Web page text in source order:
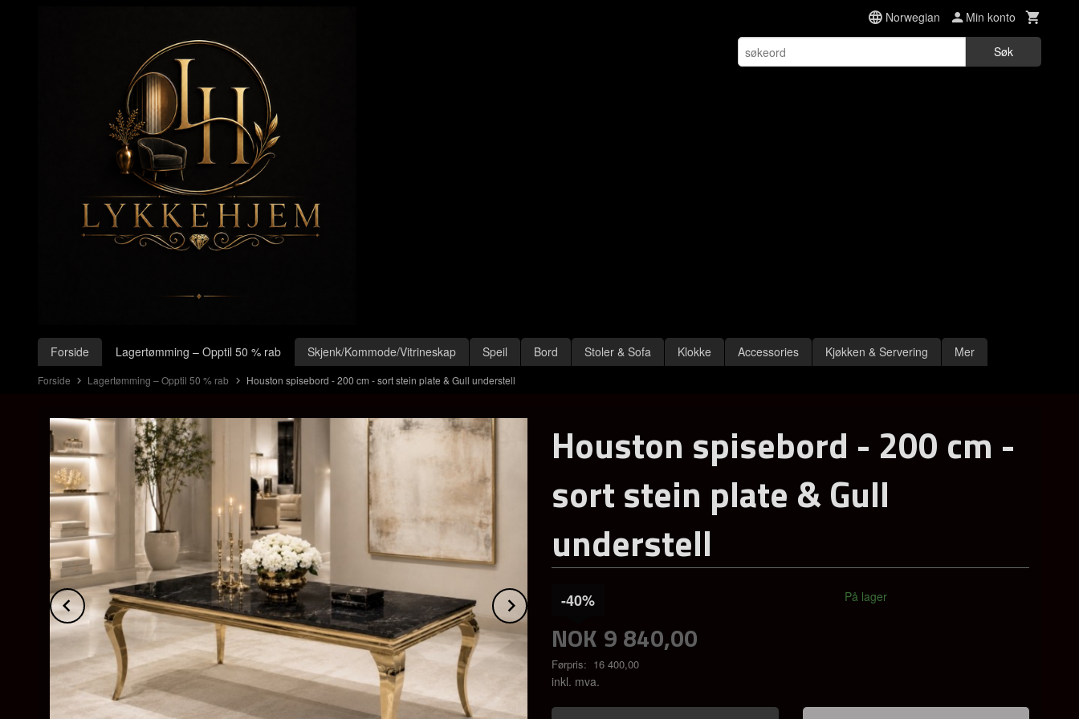
Norwegian Min konto
Søk
Produkter
Forside Lagertømming – Opptil 50 % rab Skjenk/Kommode/Vitrineskap Speil Bord Stoler & Sofa Klokke Accessories Kjøkken & Servering Mer
Forside Lagertømming – Opptil 50 % rab Houston spisebord - 200 cm - sort stein plate & Gull understell
Prev Next
Houston spisebord - 200 cm -
sort stein plate & Gull
understell
NOK 9 840,00
Førpris: 16 400,00
Rabatt
-40%
inkl. mva.
På lager